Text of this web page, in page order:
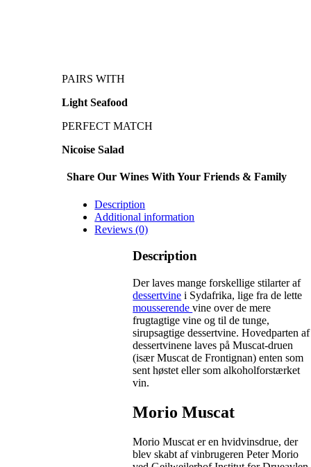
PAIRS WITH
Light Seafood
PERFECT MATCH
Nicoise Salad
Share Our Wines With Your Friends & Family
Description
Additional information
Reviews (0)
Description
Der laves mange forskellige stilarter af
dessertvine i Sydafrika, lige fra de lette
mousserendevine over de mere
frugtagtige vine og til de tunge,
sirupsagtige dessertvine. Hovedparten af
dessertvinene laves på Muscat-druen
(især Muscat de Frontignan) enten som
sent høstet eller som alkoholforstærket
vin.
Morio Muscat
Morio Muscat er en hvidvinsdrue, der
blev skabt af vinbrugeren Peter Morio